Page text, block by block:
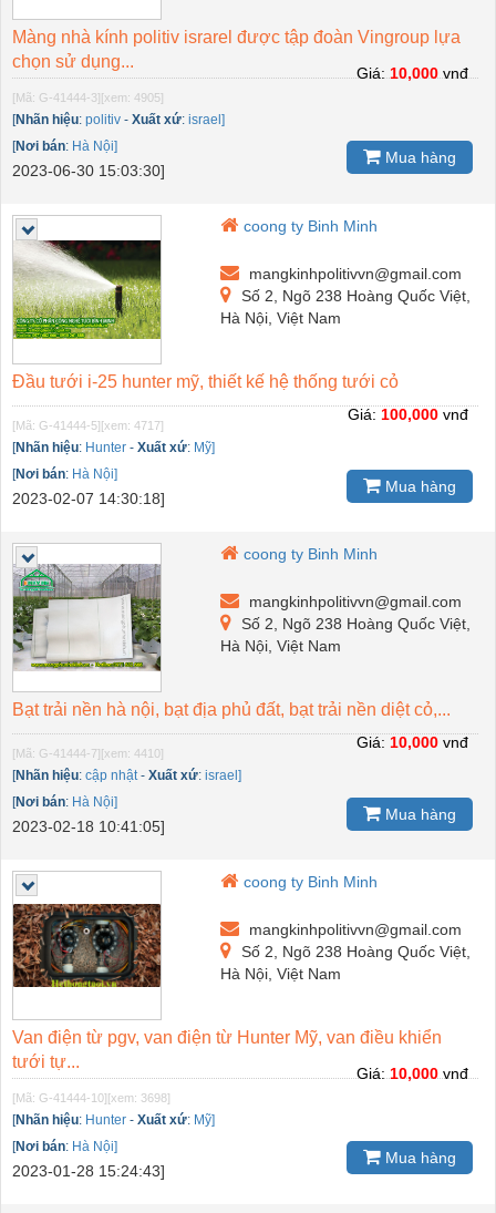
Màng nhà kính politiv israrel được tập đoàn Vingroup lựa
chọn sử dụng...
[Mã: G-41444-3][xem: 4905]
[Nhãn hiệu: politiv - Xuất xứ: israel]
[Nơi bán: Hà Nội]
2023-06-30 15:03:30]
Giá: 10,000 vnđ
Mua hàng
coong ty Binh Minh
mangkinhpolitivvn@gmail.com
Số 2, Ngõ 238 Hoàng Quốc Việt,
Hà Nội, Việt Nam
Đầu tưới i-25 hunter mỹ, thiết kế hệ thống tưới cỏ
[Mã: G-41444-5][xem: 4717]
[Nhãn hiệu: Hunter - Xuất xứ: Mỹ]
[Nơi bán: Hà Nội]
2023-02-07 14:30:18]
Giá: 100,000 vnđ
Mua hàng
coong ty Binh Minh
mangkinhpolitivvn@gmail.com
Số 2, Ngõ 238 Hoàng Quốc Việt,
Hà Nội, Việt Nam
Bạt trải nền hà nội, bạt địa phủ đất, bạt trải nền diệt cỏ,...
[Mã: G-41444-7][xem: 4410]
[Nhãn hiệu: cập nhật- Xuất xứ: israel]
[Nơi bán: Hà Nội]
2023-02-18 10:41:05]
Giá: 10,000 vnđ
Mua hàng
coong ty Binh Minh
mangkinhpolitivvn@gmail.com
Số 2, Ngõ 238 Hoàng Quốc Việt,
Hà Nội, Việt Nam
Van điện từ pgv, van điện từ Hunter Mỹ, van điều khiển
tưới tự...
[Mã: G-41444-10][xem: 3698]
[Nhãn hiệu: Hunter - Xuất xứ: Mỹ]
[Nơi bán: Hà Nội]
2023-01-28 15:24:43]
Giá: 10,000 vnđ
Mua hàng